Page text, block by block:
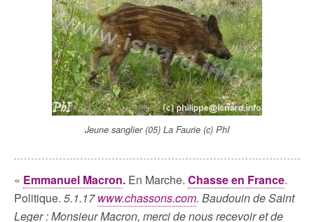
Jeune sanglier (05) La Faurie (c) PhI
« Emmanuel Macron. En Marche. Chasse en France.
Politique. 5.1.17www.chassons.com. Baudouin de Saint
Leger : Monsieur Macron, merci de nous recevoir et de